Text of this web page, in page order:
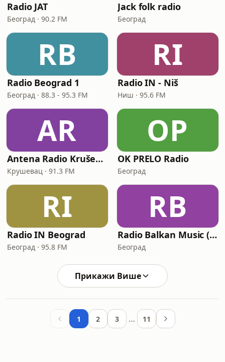
Radio JAT
Београд · 90.2 FM
Jack folk radio
Београд
RB
Radio Beograd 1
Београд · 88.3 - 95.3 FM
RI
Radio IN - Niš
Ниш · 95.6 FM
AR
Antena Radio Kruševac
Крушевац · 91.3 FM
OP
OK PRELO Radio
Београд
RI
Radio IN Beograd
Београд · 95.8 FM
RB
Radio Balkan Music (SRB)
Београд
Прикажи Више
1 2 3 … 11